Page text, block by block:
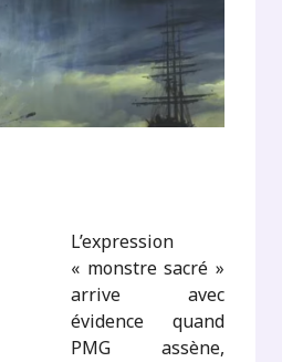
L’expression
« monstre sacré »
arrive avec
évidence quand
PMG assène,